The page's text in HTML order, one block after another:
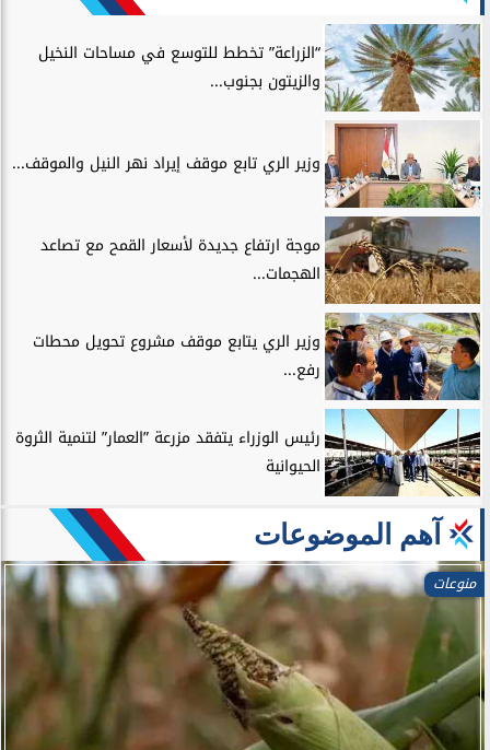
“الزراعة” تخطط للتوسع في مساحات النخيل
والزيتون بجنوب...
وزير الري تابع موقف إيراد نهر النيل والموقف...
موجة ارتفاع جديدة لأسعار القمح مع تصاعد
الهجمات...
وزير الري يتابع موقف مشروع تحويل محطات
رفع...
رئيس الوزراء يتفقد مزرعة ”العمار” لتنمية الثروة
الحيوانية
آهم الموضوعات
منوعات